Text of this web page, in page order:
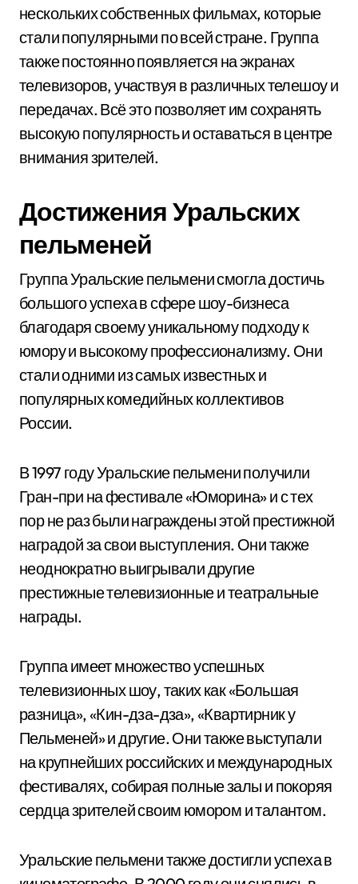
нескольких собственных фильмах, которые
стали популярными по всей стране. Группа
также постоянно появляется на экранах
телевизоров, участвуя в различных телешоу и
передачах. Всё это позволяет им сохранять
высокую популярность и оставаться в центре
внимания зрителей.
Достижения Уральских
пельменей
Группа Уральские пельмени смогла достичь
большого успеха в сфере шоу-бизнеса
благодаря своему уникальному подходу к
юмору и высокому профессионализму. Они
стали одними из самых известных и
популярных комедийных коллективов
России.
В 1997 году Уральские пельмени получили
Гран-при на фестивале «Юморина» и с тех
пор не раз были награждены этой престижной
наградой за свои выступления. Они также
неоднократно выигрывали другие
престижные телевизионные и театральные
награды.
Группа имеет множество успешных
телевизионных шоу, таких как «Большая
разница», «Кин-дза-дза», «Квартирник у
Пельменей» и другие. Они также выступали
на крупнейших российских и международных
фестивалях, собирая полные залы и покоряя
сердца зрителей своим юмором и талантом.
Уральские пельмени также достигли успеха в